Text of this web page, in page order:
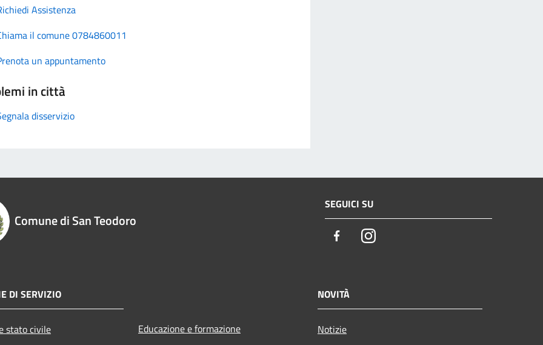
Assistenza
il comune 0784860011
un appuntamento
in città
disservizio
Comune di San Teodoro
SEGUICI SU
FacebookInstagram
DI SERVIZIO
stato civile
Educazione e formazione
NOVITÀ
Notizie